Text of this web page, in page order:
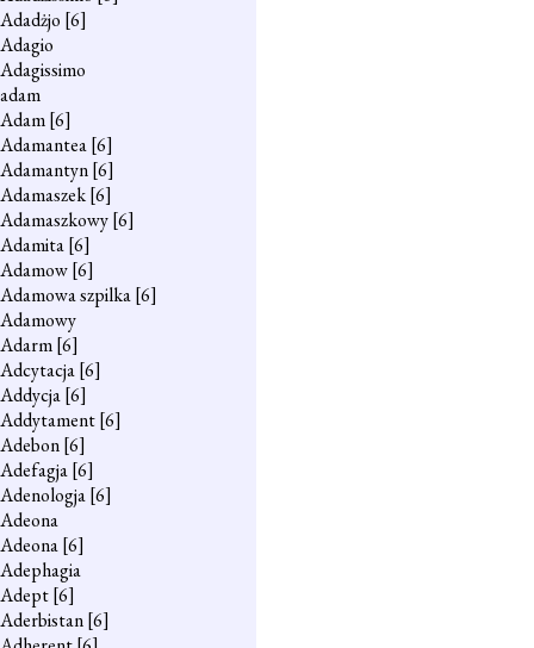
Adadżjo [6]
Adagio
Adagissimo
adam
Adam[6]
Adamantea[6]
Adamantyn[6]
Adamaszek[6]
Adamaszkowy[6]
Adamita[6]
Adamow[6]
Adamowa szpilka[6]
Adamowy
Adarm[6]
Adcytacja[6]
Addycja[6]
Addytament[6]
Adebon[6]
Adefagja[6]
Adenologja[6]
Adeona
Adeona[6]
Adephagia
Adept[6]
Aderbistan[6]